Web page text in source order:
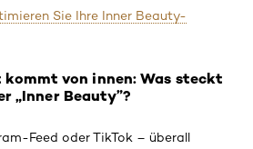
Sie Ihre Inner Beauty-
kommt von innen: Was steckt
„Inner Beauty”?
Feed oder TikTok – überall